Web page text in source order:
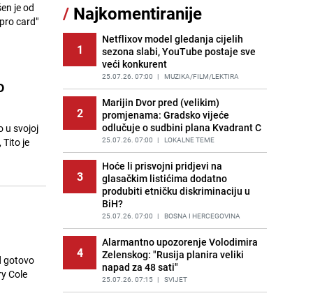
je od
card"
u svojoj
Tito je
gotovo
Cole
11
Cijela regija čeka njegovu
progonozu: Poznati meteorolog
najavljuje veću promjenu vremena
PRIJE OKO 9H | REGIJA
12
Tajna savršenog makedonskog
ajvara: Stari recept za kremast i
bogat okus
PRIJE 2 DANA | RECEPTI
13
Borba trajala satima: Pogledajte
'grdosiju' od skoro tri metra koju su
braća izvukla iz mora
PRIJE 2 DANA SVIJET
Gosti iz Njemačke napravili požar u
apartmanu u Istri, vlasniku se
smijali i pokazivali srednji prst
PRIJE 1 DAN | REGIJA
Očistite rernu bez hemikalija:
Poznata stručnjakinja dijeli savjete
PRIJE 1 DAN | ŽIVOT I STIL
/ Najkomentiranije
1
Netflixov model gledanja cijelih
sezona slabi, YouTube postaje sve
veći konkurent
25.07.26. 07:00 | MUZIKA/FILM/LEKTIRA
2
Marijin Dvor pred (velikim)
promjenama: Gradsko vijeće
odlučuje o sudbini plana Kvadrant C
25.07.26. 07:00 | LOKALNE TEME
3
Hoće li prisvojni pridjevi na
glasačkim listićima dodatno
produbiti etničku diskriminaciju u
BiH?
25.07.26. 07:00 | BOSNA I HERCEGOVINA
4
Alarmantno upozorenje Volodimira
Zelenskog: "Rusija planira veliki
napad za 48 sati"
25.07.26. 07:15 | SVIJET